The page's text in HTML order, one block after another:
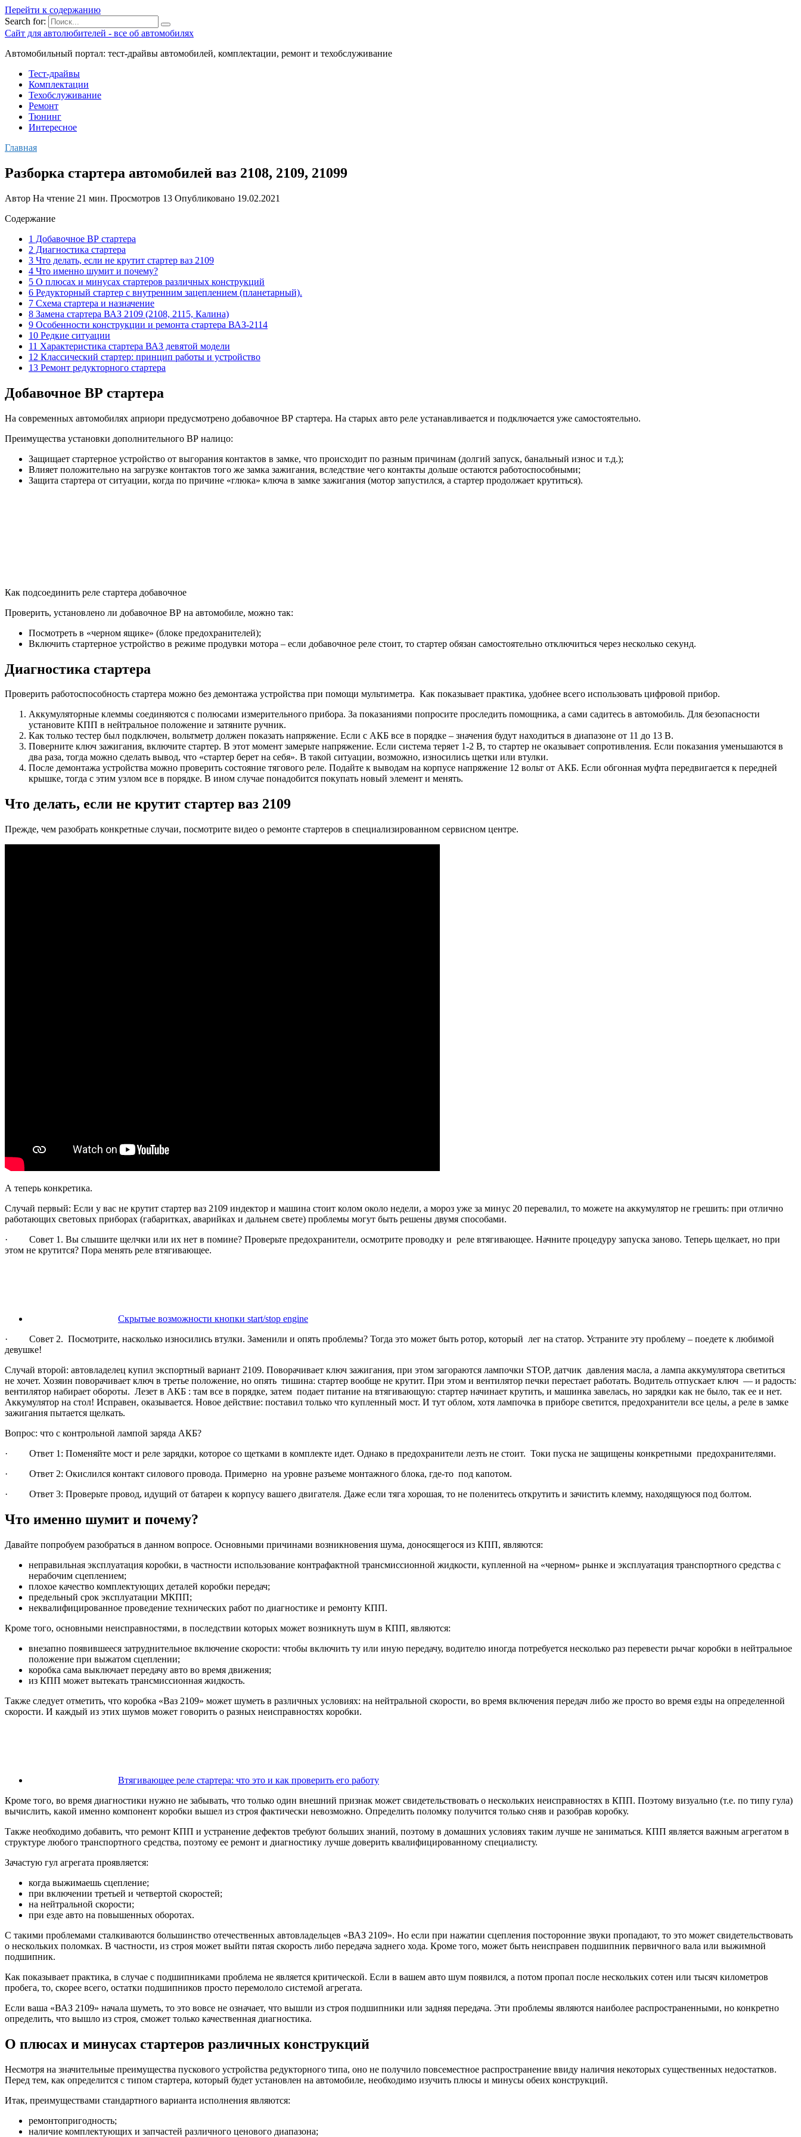
Перейти к содержанию
Search for:
Сайт для автолюбителей - все об автомобилях
Автомобильный портал: тест-драйвы автомобилей, комплектации, ремонт и техобслуживание
Тест-драйвы
Комплектации
Техобслуживание
Ремонт
Тюнинг
Интересное
Главная
Разборка стартера автомобилей ваз 2108, 2109, 21099
Автор На чтение 21 мин. Просмотров 13 Опубликовано 19.02.2021
Содержание
1 Добавочное ВР стартера
2 Диагностика стартера
3 Что делать, если не крутит стартер ваз 2109
4 Что именно шумит и почему?
5 О плюсах и минусах стартеров различных конструкций
6 Редукторный стартер с внутренним зацеплением (планетарный).
7 Схема стартера и назначение
8 Замена стартера ВАЗ 2109 (2108, 2115, Калина)
9 Особенности конструкции и ремонта стартера ВАЗ-2114
10 Редкие ситуации
11 Характеристика стартера ВАЗ девятой модели
12 Классический стартер: принцип работы и устройство
13 Ремонт редукторного стартера
Добавочное ВР стартера
На современных автомобилях априори предусмотрено добавочное ВР стартера. На старых авто реле устанавливается и подключается уже самостоятельно.
Преимущества установки дополнительного ВР налицо:
Защищает стартерное устройство от выгорания контактов в замке, что происходит по разным причинам (долгий запуск, банальный износ и т.д.);
Влияет положительно на загрузке контактов того же замка зажигания, вследствие чего контакты дольше остаются работоспособными;
Защита стартера от ситуации, когда по причине «глюка» ключа в замке зажигания (мотор запустился, а стартер продолжает крутиться).
Как подсоединить реле стартера добавочное
Проверить, установлено ли добавочное ВР на автомобиле, можно так:
Посмотреть в «черном ящике» (блоке предохранителей);
Включить стартерное устройство в режиме продувки мотора – если добавочное реле стоит, то стартер обязан самостоятельно отключиться через несколько секунд.
Диагностика стартера
Проверить работоспособность стартера можно без демонтажа устройства при помощи мультиметра. Как показывает практика, удобнее всего использовать цифровой прибор.
Аккумуляторные клеммы соединяются с полюсами измерительного прибора. За показаниями попросите проследить помощника, а сами садитесь в автомобиль. Для безопасности
установите КПП в нейтральное положение и затяните ручник.
Как только тестер был подключен, вольтметр должен показать напряжение. Если с АКБ все в порядке – значения будут находиться в диапазоне от 11 до 13 В.
Поверните ключ зажигания, включите стартер. В этот момент замерьте напряжение. Если система теряет 1-2 В, то стартер не оказывает сопротивления. Если показания уменьшаются в
два раза, тогда можно сделать вывод, что «стартер берет на себя». В такой ситуации, возможно, износились щетки или втулки.
После демонтажа устройства можно проверить состояние тягового реле. Подайте к выводам на корпусе напряжение 12 вольт от АКБ. Если обгонная муфта передвигается к передней
крышке, тогда с этим узлом все в порядке. В ином случае понадобится покупать новый элемент и менять.
Что делать, если не крутит стартер ваз 2109
Прежде, чем разобрать конкретные случаи, посмотрите видео о ремонте стартеров в специализированном сервисном центре.
А теперь конкретика.
Случай первый: Если у вас не крутит стартер ваз 2109 индектор и машина стоит колом около недели, а мороз уже за минус 20 перевалил, то можете на аккумулятор не грешить: при отлично
работающих световых приборах (габаритках, аварийках и дальнем свете) проблемы могут быть решены двумя способами.
· Совет 1. Вы слышите щелчки или их нет в помине? Проверьте предохранители, осмотрите проводку и реле втягивающее. Начните процедуру запуска заново. Теперь щелкает, но при
этом не крутится? Пора менять реле втягивающее.
Скрытые возможности кнопки start/stop engine
· Совет 2. Посмотрите, насколько износились втулки. Заменили и опять проблемы? Тогда это может быть ротор, который лег на статор. Устраните эту проблему – поедете к любимой
девушке!
Случай второй: автовладелец купил экспортный вариант 2109. Поворачивает ключ зажигания, при этом загораются лампочки STOP, датчик давления масла, а лампа аккумулятора светиться
не хочет. Хозяин поворачивает ключ в третье положение, но опять тишина: стартер вообще не крутит. При этом и вентилятор печки перестает работать. Водитель отпускает ключ — и радость:
вентилятор набирает обороты. Лезет в АКБ : там все в порядке, затем подает питание на втягивающую: стартер начинает крутить, и машинка завелась, но зарядки как не было, так ее и нет.
Аккумулятор на стол! Исправен, оказывается. Новое действие: поставил только что купленный мост. И тут облом, хотя лампочка в приборе светится, предохранители все целы, а реле в замке
зажигания пытается щелкать.
Вопрос: что с контрольной лампой заряда АКБ?
· Ответ 1: Поменяйте мост и реле зарядки, которое со щетками в комплекте идет. Однако в предохранители лезть не стоит. Токи пуска не защищены конкретными предохранителями.
· Ответ 2: Окислился контакт силового провода. Примерно на уровне разъеме монтажного блока, где-то под капотом.
· Ответ 3: Проверьте провод, идущий от батареи к корпусу вашего двигателя. Даже если тяга хорошая, то не поленитесь открутить и зачистить клемму, находящуюся под болтом.
Что именно шумит и почему?
Давайте попробуем разобраться в данном вопросе. Основными причинами возникновения шума, доносящегося из КПП, являются:
неправильная эксплуатация коробки, в частности использование контрафактной трансмиссионной жидкости, купленной на «черном» рынке и эксплуатация транспортного средства с
нерабочим сцеплением;
плохое качество комплектующих деталей коробки передач;
предельный срок эксплуатации МКПП;
неквалифицированное проведение технических работ по диагностике и ремонту КПП.
Кроме того, основными неисправностями, в последствии которых может возникнуть шум в КПП, являются:
внезапно появившееся затруднительное включение скорости: чтобы включить ту или иную передачу, водителю иногда потребуется несколько раз перевести рычаг коробки в нейтральное
положение при выжатом сцеплении;
коробка сама выключает передачу авто во время движения;
из КПП может вытекать трансмиссионная жидкость.
Также следует отметить, что коробка «Ваз 2109» может шуметь в различных условиях: на нейтральной скорости, во время включения передач либо же просто во время езды на определенной
скорости. И каждый из этих шумов может говорить о разных неисправностях коробки.
Втягивающее реле стартера: что это и как проверить его работу
Кроме того, во время диагностики нужно не забывать, что только один внешний признак может свидетельствовать о нескольких неисправностях в КПП. Поэтому визуально (т.е. по типу гула)
вычислить, какой именно компонент коробки вышел из строя фактически невозможно. Определить поломку получится только сняв и разобрав коробку.
Также необходимо добавить, что ремонт КПП и устранение дефектов требуют больших знаний, поэтому в домашних условиях таким лучше не заниматься. КПП является важным агрегатом в
структуре любого транспортного средства, поэтому ее ремонт и диагностику лучше доверить квалифицированному специалисту.
Зачастую гул агрегата проявляется:
когда выжимаешь сцепление;
при включении третьей и четвертой скоростей;
на нейтральной скорости;
при езде авто на повышенных оборотах.
С такими проблемами сталкиваются большинство отечественных автовладельцев «ВАЗ 2109». Но если при нажатии сцепления посторонние звуки пропадают, то это может свидетельствовать
о нескольких поломках. В частности, из строя может выйти пятая скорость либо передача заднего хода. Кроме того, может быть неисправен подшипник первичного вала или выжимной
подшипник.
Как показывает практика, в случае с подшипниками проблема не является критической. Если в вашем авто шум появился, а потом пропал после нескольких сотен или тысяч километров
пробега, то, скорее всего, остатки подшипников просто перемололо системой агрегата.
Если ваша «ВАЗ 2109» начала шуметь, то это вовсе не означает, что вышли из строя подшипники или задняя передача. Эти проблемы являются наиболее распространенными, но конкретно
определить, что вышло из строя, сможет только качественная диагностика.
О плюсах и минусах стартеров различных конструкций
Несмотря на значительные преимущества пускового устройства редукторного типа, оно не получило повсеместное распространение ввиду наличия некоторых существенных недостатков.
Перед тем, как определится с типом стартера, который будет установлен на автомобиле, необходимо изучить плюсы и минусы обеих конструкций.
Итак, преимуществами стандартного варианта исполнения являются:
ремонтопригодность;
наличие комплектующих и запчастей различного ценового диапазона;